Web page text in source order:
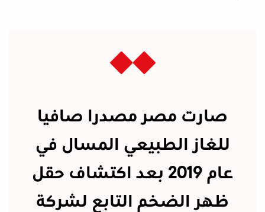
صارت مصر مصدرا صافيا
للغاز الطبيعي المسال في
عام 2019 بعد اكتشاف حقل
ظهر الضخم التابع لشركة